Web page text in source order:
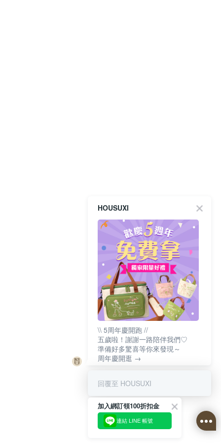
HOUSUXI
\\ 5周年慶開跑 //
五歲啦！謝謝一路陪伴我們♡
準備好多驚喜等你來發現～
周年慶開逛 →
回覆至 HOUSUXI
加入綁訂領100折扣金
連結 LINE 帳號